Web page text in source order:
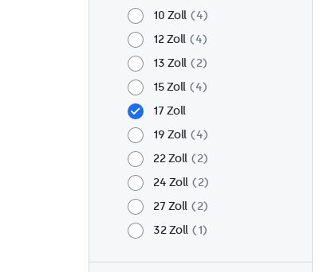
10 Zoll
4
12 Zoll
4
13 Zoll
2
15 Zoll
4
17 Zoll
19 Zoll
4
22 Zoll
2
24 Zoll
2
27 Zoll
2
32 Zoll
1